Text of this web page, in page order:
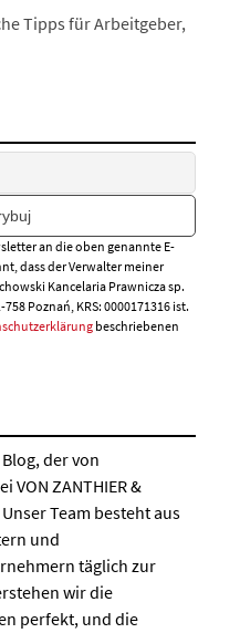
Tipps für Arbeitgeber,
an die oben genannte E-
dass der Verwalter meiner
Kancelaria Prawnicza sp.
Poznań, KRS: 0000171316 ist.
beschriebenen
Blog, der von
VON ZANTHIER &
Team besteht aus
und
täglich zur
wir die
perfekt, und die